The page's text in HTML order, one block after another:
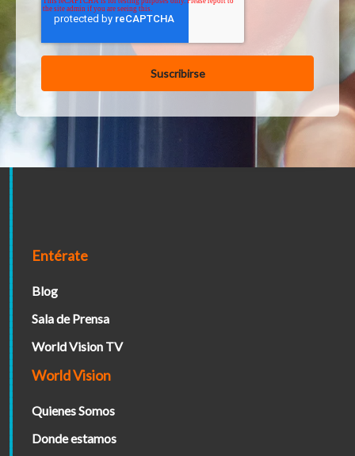
Entérate
Blog
Sala de Prensa
World Vision TV
World Vision
Quienes Somos
Donde estamos